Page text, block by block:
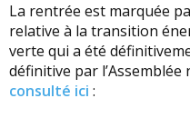
La rentrée est marquée
relative à la transition
verte qui a été
définitive par l’Assemblée
consulté ici :